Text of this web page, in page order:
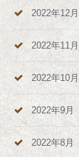
2022年12月
2022年11月
2022年10月
2022年9月
2022年8月